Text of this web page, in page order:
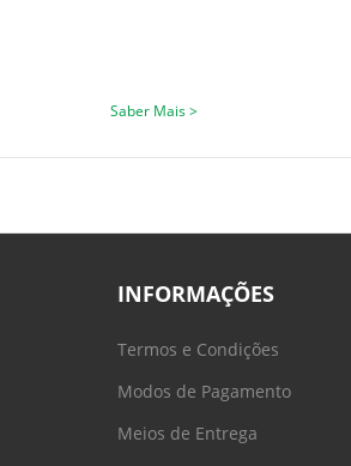
Saber Mais >
INFORMAÇÕES
Termos e Condições
Modos de Pagamento
Meios de Entrega